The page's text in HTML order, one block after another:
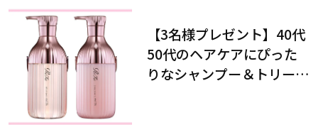
【3名様プレゼント】40代
50代のヘアケアにぴった
りなシャンプー＆トリート